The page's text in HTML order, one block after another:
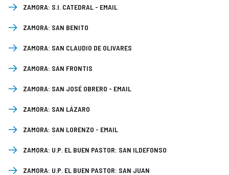
ZAMORA: S.I. CATEDRAL - EMAIL
ZAMORA: SAN BENITO
ZAMORA: SAN CLAUDIO DE OLIVARES
ZAMORA: SAN FRONTIS
ZAMORA: SAN JOSÉ OBRERO - EMAIL
ZAMORA: SAN LÁZARO
ZAMORA: SAN LORENZO - EMAIL
ZAMORA: U.P. EL BUEN PASTOR: SAN ILDEFONSO
ZAMORA: U.P. EL BUEN PASTOR: SAN JUAN